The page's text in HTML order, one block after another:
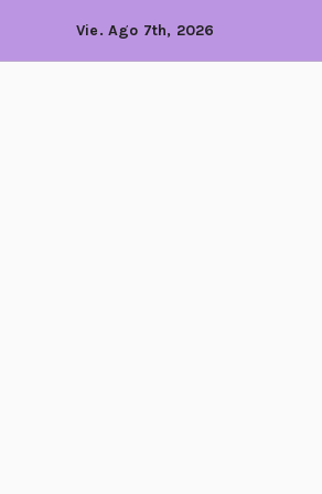
Vie. Ago 7th, 2026